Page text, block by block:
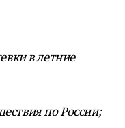
в летние
по России;